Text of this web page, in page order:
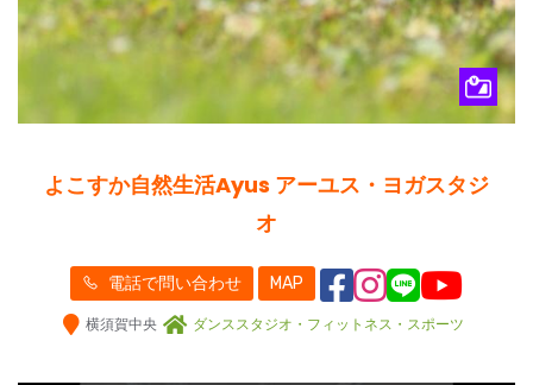
よこすか自然生活Ayus アーユス・ヨガスタジ
オ
電話で問い合わせ MAP
横須賀中央 ダンススタジオ・フィットネス・スポーツ